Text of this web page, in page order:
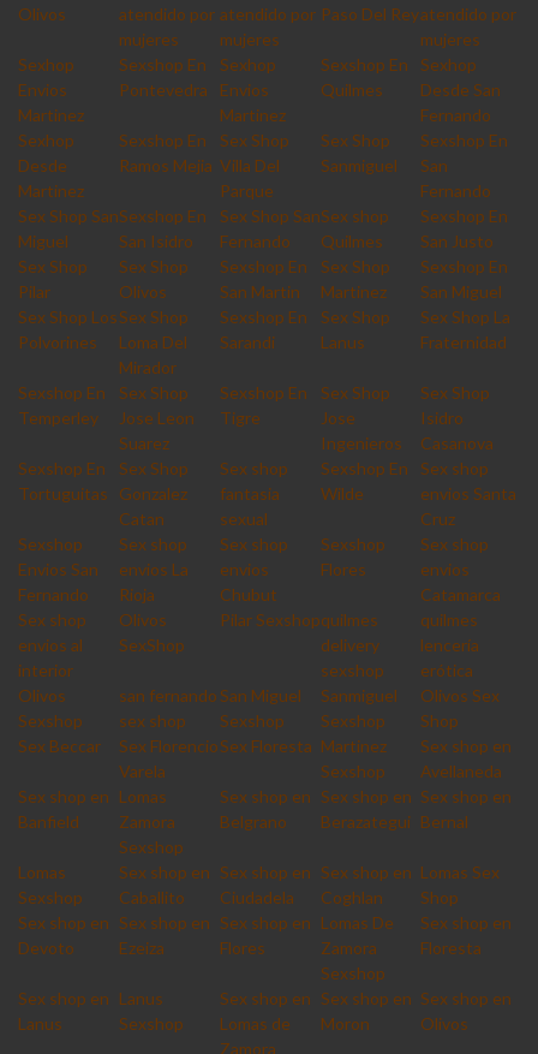
Olivos
atendido por
mujeres
atendido por
mujeres
Paso Del Reyatendido por
mujeres
Sexhop
Envios
Martinez
Sexshop En
Pontevedra
Sexhop
Envios
Martinez
Sexshop En
Quilmes
Sexhop
Desde San
Fernando
Sexhop
Desde
Martinez
Sexshop En
Ramos Mejia
Sex Shop
Villa Del
Parque
Sex Shop
Sanmiguel
Sexshop En
San
Fernando
Sex Shop San
Miguel
Sexshop En
San Isidro
Sex Shop San
Fernando
Sex shop
Quilmes
Sexshop En
San Justo
Sex Shop
Pilar
Sex Shop
Olivos
Sexshop En
San Martin
Sex Shop
Martinez
Sexshop En
San Miguel
Sex Shop Los
Polvorines
Sex Shop
Loma Del
Mirador
Sexshop En
Sarandi
Sex Shop
Lanus
Sex Shop La
Fraternidad
Sexshop En
Temperley
Sex Shop
Jose Leon
Suarez
Sexshop En
Tigre
Sex Shop
Jose
Ingenieros
Sex Shop
Isidro
Casanova
Sexshop En
Tortuguitas
Sex Shop
Gonzalez
Catan
Sex shop
fantasia
sexual
Sexshop En
Wilde
Sex shop
envios Santa
Cruz
Sexshop
Envios San
Fernando
Sex shop
envios La
Rioja
Sex shop
envios
Chubut
Sexshop
Flores
Sex shop
envios
Catamarca
Sex shop
envios al
interior
Olivos
SexShop
Pilar Sexshopquilmes
delivery
sexshop
quilmes
lencería
erótica
Olivos
Sexshop
san fernando
sex shop
San Miguel
Sexshop
Sanmiguel
Sexshop
Olivos Sex
Shop
Sex Beccar
Sex Florencio
Varela
Sex Floresta Martinez
Sexshop
Sex shop en
Avellaneda
Sex shop en
Banfield
Lomas
Zamora
Sexshop
Sex shop en
Belgrano
Sex shop en
Berazategui
Sex shop en
Bernal
Lomas
Sexshop
Sex shop en
Caballito
Sex shop en
Ciudadela
Sex shop en
Coghlan
Lomas Sex
Shop
Sex shop en
Devoto
Sex shop en
Ezeiza
Sex shop en
Flores
Lomas De
Zamora
Sexshop
Sex shop en
Floresta
Sex shop en
Lanus
Lanus
Sexshop
Sex shop en
Lomas de
Zamora
Sex shop en
Moron
Sex shop en
Olivos